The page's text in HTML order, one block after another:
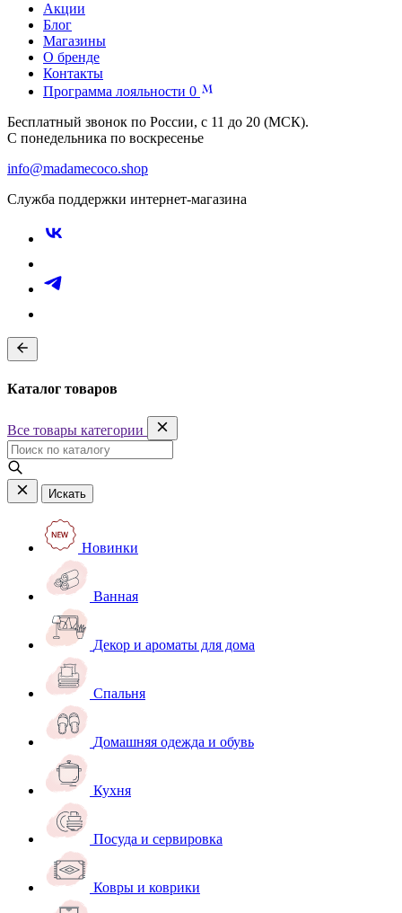
Акции
Блог
Магазины
О бренде
Контакты
Программа лояльности 0
Бесплатный звонок по России, с 11 до 20 (МСК).
С понедельника по воскресенье
info@madamecoco.shop
Служба поддержки интернет-магазина
Каталог товаров
Все товары категории
Искать
Новинки
Ванная
Декор и ароматы для дома
Спальня
Домашняя одежда и обувь
Кухня
Посуда и сервировка
Ковры и коврики